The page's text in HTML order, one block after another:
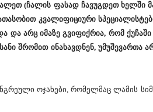
(ჩალის ფასად ჩავუგდეთ ხელში
კვალიფიციური
და არც იმაზე გვიფიქრია, რომ
შრომით ინახავდნენ, უმუშევართა
ოჯახები, რომელმაც ლამის